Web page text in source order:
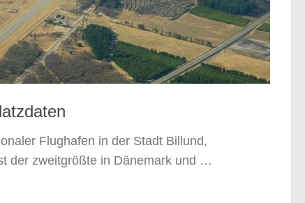
Flughafen in der Stadt Billund,
der zweitgrößte in Dänemark und …